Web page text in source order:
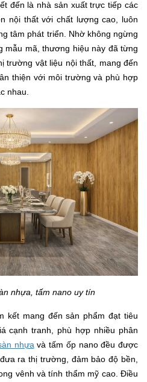
đến là nhà sản xuất trực tiếp các
nội thất với chất lượng cao, luôn
tâm phát triển. Nhờ không ngừng
mẫu mã, thương hiệu này đã từng
trường vật liệu nội thất, mang đến
thiện với môi trường và phù hợp
nhau.
nhựa, tấm nano uy tín
kết mang đến sản phẩm đạt tiêu
cạnh tranh, phù hợp nhiều phân
nhựavà tấm ốp nano đều được
ra thị trường, đảm bảo độ bền,
vênh và tính thẩm mỹ cao. Điều